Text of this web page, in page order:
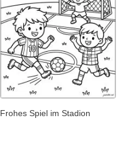
Frohes Spiel im Stadion